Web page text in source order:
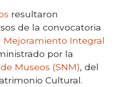
resultaron
de la convocatoria
Mejoramiento Integral
por la
Museos (SNM), del
Cultural.